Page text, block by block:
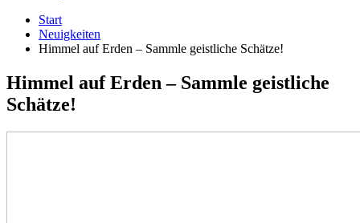
Start
Neuigkeiten
Himmel auf Erden – Sammle geistliche Schätze!
Himmel auf Erden – Sammle geistliche
Schätze!